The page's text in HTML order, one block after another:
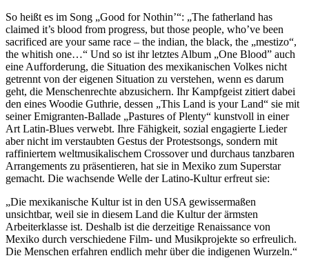
So heißt es im Song „Good for Nothin’“: „The fatherland has
claimed it’s blood from progress, but those people, who’ve been
sacrificed are your same race – the indian, the black, the „mestizo“,
the whitish one…“ Und so ist ihr letztes Album „One Blood” auch
eine Aufforderung, die Situation des mexikanischen Volkes nicht
getrennt von der eigenen Situation zu verstehen, wenn es darum
geht, die Menschenrechte abzusichern. Ihr Kampfgeist zitiert dabei
den eines Woodie Guthrie, dessen „This Land is your Land“ sie mit
seiner Emigranten-Ballade „Pastures of Plenty“ kunstvoll in einer
Art Latin-Blues verwebt. Ihre Fähigkeit, sozial engagierte Lieder
aber nicht im verstaubten Gestus der Protestsongs, sondern mit
raffiniertem weltmusikalischem Crossover und durchaus tanzbaren
Arrangements zu präsentieren, hat sie in Mexiko zum Superstar
gemacht. Die wachsende Welle der Latino-Kultur erfreut sie:
„Die mexikanische Kultur ist in den USA gewissermaßen
unsichtbar, weil sie in diesem Land die Kultur der ärmsten
Arbeiterklasse ist. Deshalb ist die derzeitige Renaissance von
Mexiko durch verschiedene Film- und Musikprojekte so erfreulich.
Die Menschen erfahren endlich mehr über die indigenen Wurzeln.“